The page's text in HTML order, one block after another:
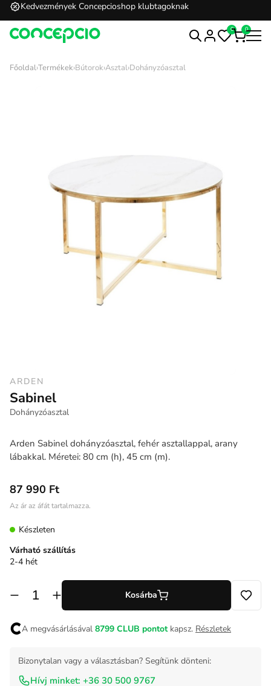
Kedvezmények Concepcioshop klubtagoknak
0 0
Főoldal›Termékek›Bútorok›Asztal›Dohányzóasztal
ARDEN
Sabinel
Dohányzóasztal
Arden Sabinel dohányzóasztal, fehér asztallappal, arany
lábakkal. Méretei: 80 cm (h), 45 cm (m).
87 990 Ft
Az ár az áfát tartalmazza.
Készleten
Várható szállítás
2-4 hét
Kosárba
A megvásárlásával 8799 CLUB pontot kapsz. Részletek
Bizonytalan vagy a választásban? Segítünk dönteni:
Hívj minket: +36 30 500 9767